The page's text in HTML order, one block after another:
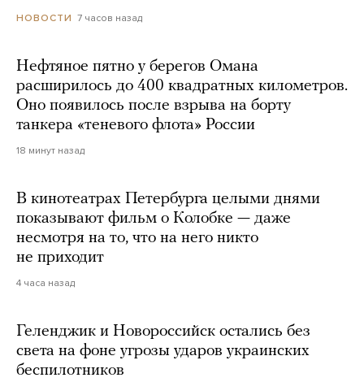
НОВОСТИ 7 часов назад
Нефтяное пятно у берегов Омана
расширилось до 400 квадратных километров.
Оно появилось после взрыва на борту
танкера «теневого флота» России
18 минут назад
В кинотеатрах Петербурга целыми днями
показывают фильм о Колобке — даже
несмотря на то, что на него никто
не приходит
4 часа назад
Геленджик и Новороссийск остались без
света на фоне угрозы ударов украинских
беспилотников